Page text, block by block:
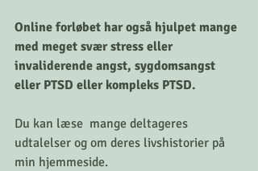
Online forløbet har også hjulpet mange
med meget svær stress eller
invaliderende angst, sygdomsangst
eller PTSD eller kompleks PTSD.
Du kan læse  mange deltageres
udtalelser og om deres livshistorier på
min hjemmeside.